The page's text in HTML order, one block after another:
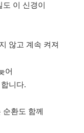
이 신경이
않고 계속 켜져
어
니다.
환도 함께